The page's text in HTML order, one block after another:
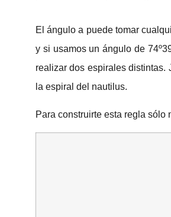
El ángulo a puede tomar
y si usamos un ángulo de
realizar dos espirales distintas.
la espiral del nautilus.
Para construirte esta regla sólo